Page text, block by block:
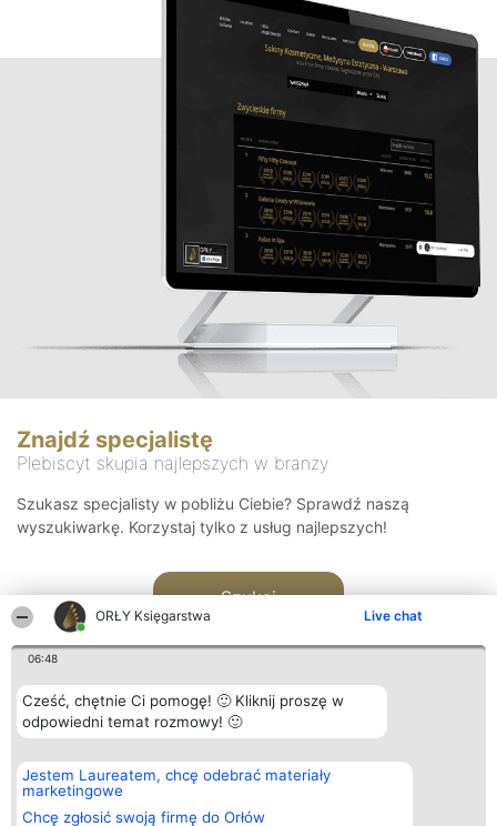
ORŁY Księgarstwa Live chat
06:48
Cześć, chętnie Ci pomogę! 🙂 Kliknij proszę w
odpowiedni temat rozmowy! 🙂
Jestem Laureatem, chcę odebrać materiały
marketingowe
Chcę zgłosić swoją firmę do Orłów
Znajdź specjalistę
Plebiscyt skupia najlepszych w branży
Szukasz specjalisty w pobliżu Ciebie? Sprawdź naszą
wyszukiwarkę. Korzystaj tylko z usług najlepszych!
Szukaj
Organizator plebiscytu
Bright Side Solutions sp. z o.
o. sp. k.
ul. Ruska 22
Plebiscyt
Laureaci
wszystkich
Kontakt
Kontakt